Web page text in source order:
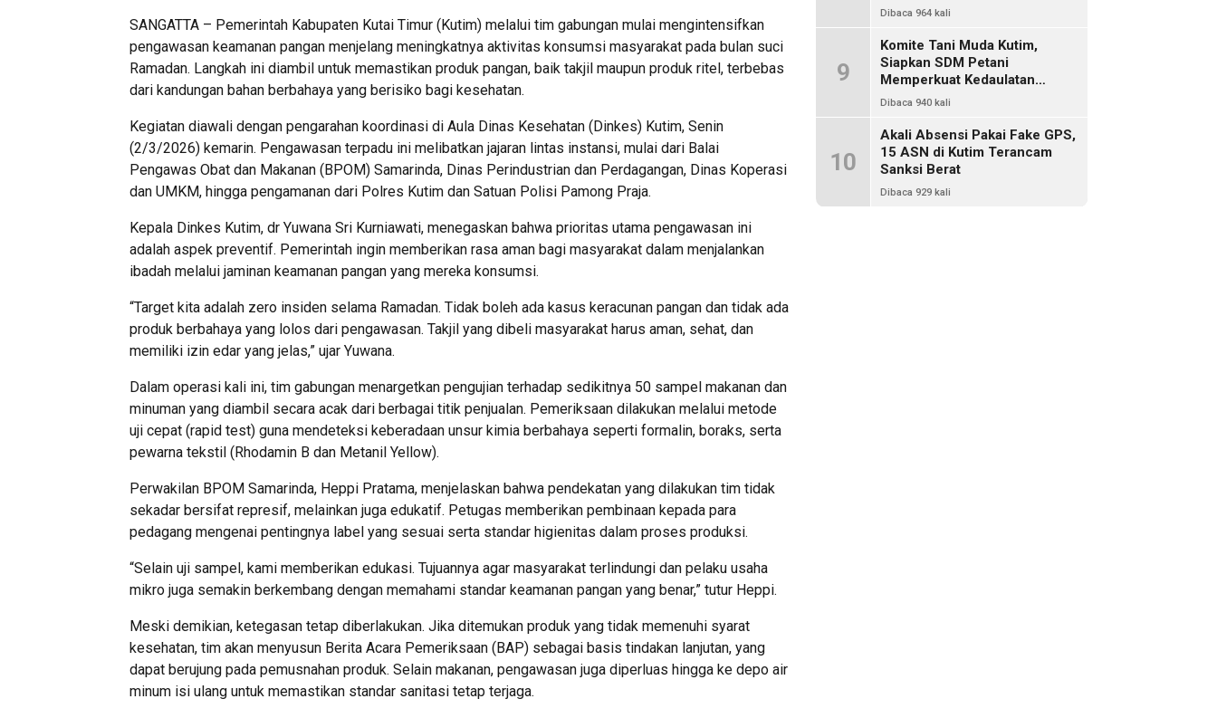
SANGATTA – Pemerintah Kabupaten Kutai Timur (Kutim) melalui tim gabungan mulai mengintensifkan
pengawasan keamanan pangan menjelang meningkatnya aktivitas konsumsi masyarakat pada bulan suci
Ramadan. Langkah ini diambil untuk memastikan produk pangan, baik takjil maupun produk ritel, terbebas
dari kandungan bahan berbahaya yang berisiko bagi kesehatan.
Kegiatan diawali dengan pengarahan koordinasi di Aula Dinas Kesehatan (Dinkes) Kutim, Senin
(2/3/2026) kemarin. Pengawasan terpadu ini melibatkan jajaran lintas instansi, mulai dari Balai
Pengawas Obat dan Makanan (BPOM) Samarinda, Dinas Perindustrian dan Perdagangan, Dinas Koperasi
dan UMKM, hingga pengamanan dari Polres Kutim dan Satuan Polisi Pamong Praja.
Kepala Dinkes Kutim, dr Yuwana Sri Kurniawati, menegaskan bahwa prioritas utama pengawasan ini
adalah aspek preventif. Pemerintah ingin memberikan rasa aman bagi masyarakat dalam menjalankan
ibadah melalui jaminan keamanan pangan yang mereka konsumsi.
“Target kita adalah zero insiden selama Ramadan. Tidak boleh ada kasus keracunan pangan dan tidak ada
produk berbahaya yang lolos dari pengawasan. Takjil yang dibeli masyarakat harus aman, sehat, dan
memiliki izin edar yang jelas,” ujar Yuwana.
Dalam operasi kali ini, tim gabungan menargetkan pengujian terhadap sedikitnya 50 sampel makanan dan
minuman yang diambil secara acak dari berbagai titik penjualan. Pemeriksaan dilakukan melalui metode
uji cepat (rapid test) guna mendeteksi keberadaan unsur kimia berbahaya seperti formalin, boraks, serta
pewarna tekstil (Rhodamin B dan Metanil Yellow).
Perwakilan BPOM Samarinda, Heppi Pratama, menjelaskan bahwa pendekatan yang dilakukan tim tidak
sekadar bersifat represif, melainkan juga edukatif. Petugas memberikan pembinaan kepada para
pedagang mengenai pentingnya label yang sesuai serta standar higienitas dalam proses produksi.
“Selain uji sampel, kami memberikan edukasi. Tujuannya agar masyarakat terlindungi dan pelaku usaha
mikro juga semakin berkembang dengan memahami standar keamanan pangan yang benar,” tutur Heppi.
Meski demikian, ketegasan tetap diberlakukan. Jika ditemukan produk yang tidak memenuhi syarat
kesehatan, tim akan menyusun Berita Acara Pemeriksaan (BAP) sebagai basis tindakan lanjutan, yang
dapat berujung pada pemusnahan produk. Selain makanan, pengawasan juga diperluas hingga ke depo air
minum isi ulang untuk memastikan standar sanitasi tetap terjaga.
Dibaca 964 kali
9
Komite Tani Muda Kutim,
Siapkan SDM Petani
Memperkuat Kedaulatan
Pangan
Dibaca 940 kali
10
Akali Absensi Pakai Fake GPS,
15 ASN di Kutim Terancam
Sanksi Berat
Dibaca 929 kali